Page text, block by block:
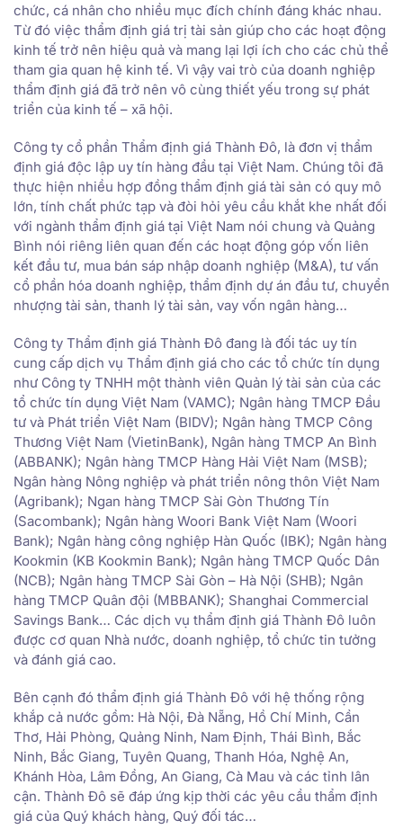
chức, cá nhân cho nhiều mục đích chính đáng khác nhau.
Từ đó việc thẩm định giá trị tài sản giúp cho các hoạt động
kinh tế trở nên hiệu quả và mang lại lợi ích cho các chủ thể
tham gia quan hệ kinh tế. Vì vậy vai trò của doanh nghiệp
thẩm định giá đã trở nên vô cùng thiết yếu trong sự phát
triển của kinh tế – xã hội.
Công ty cổ phần Thẩm định giá Thành Đô, là đơn vị thẩm
định giá độc lập uy tín hàng đầu tại Việt Nam. Chúng tôi đã
thực hiện nhiều hợp đồng thẩm định giá tài sản có quy mô
lớn, tính chất phức tạp và đòi hỏi yêu cầu khắt khe nhất đối
với ngành thẩm định giá tại Việt Nam nói chung và Quảng
Bình nói riêng liên quan đến các hoạt động góp vốn liên
kết đầu tư, mua bán sáp nhập doanh nghiệp (M&A), tư vấn
cổ phần hóa doanh nghiệp, thẩm định dự án đầu tư, chuyển
nhượng tài sản, thanh lý tài sản, vay vốn ngân hàng…
Công ty Thẩm định giá Thành Đô đang là đối tác uy tín
cung cấp dịch vụ Thẩm định giá cho các tổ chức tín dụng
như Công ty TNHH một thành viên Quản lý tài sản của các
tổ chức tín dụng Việt Nam (VAMC); Ngân hàng TMCP Đầu
tư và Phát triển Việt Nam (BIDV); Ngân hàng TMCP Công
Thương Việt Nam (VietinBank), Ngân hàng TMCP An Bình
(ABBANK); Ngân hàng TMCP Hàng Hải Việt Nam (MSB);
Ngân hàng Nông nghiệp và phát triển nông thôn Việt Nam
(Agribank); Ngan hàng TMCP Sài Gòn Thương Tín
(Sacombank); Ngân hàng Woori Bank Việt Nam (Woori
Bank); Ngân hàng công nghiệp Hàn Quốc (IBK); Ngân hàng
Kookmin (KB Kookmin Bank); Ngân hàng TMCP Quốc Dân
(NCB); Ngân hàng TMCP Sài Gòn – Hà Nội (SHB); Ngân
hàng TMCP Quân đội (MBBANK); Shanghai Commercial
Savings Bank… Các dịch vụ thẩm định giá Thành Đô luôn
được cơ quan Nhà nước, doanh nghiệp, tổ chức tin tưởng
và đánh giá cao.
Bên cạnh đó thẩm định giá Thành Đô với hệ thống rộng
khắp cả nước gồm: Hà Nội, Đà Nẵng, Hồ Chí Minh, Cần
Thơ, Hải Phòng, Quảng Ninh, Nam Định, Thái Bình, Bắc
Ninh, Bắc Giang, Tuyên Quang, Thanh Hóa, Nghệ An,
Khánh Hòa, Lâm Đồng, An Giang, Cà Mau và các tỉnh lân
cận. Thành Đô sẽ đáp ứng kịp thời các yêu cầu thẩm định
giá của Quý khách hàng, Quý đối tác…